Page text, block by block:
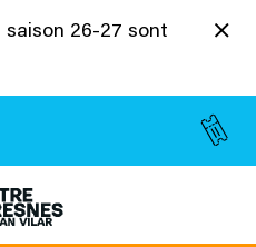
saison 26-27 sont